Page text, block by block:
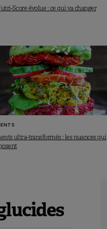
Score évolue : ce qui va changer
ultra-transformés : les nuances qui